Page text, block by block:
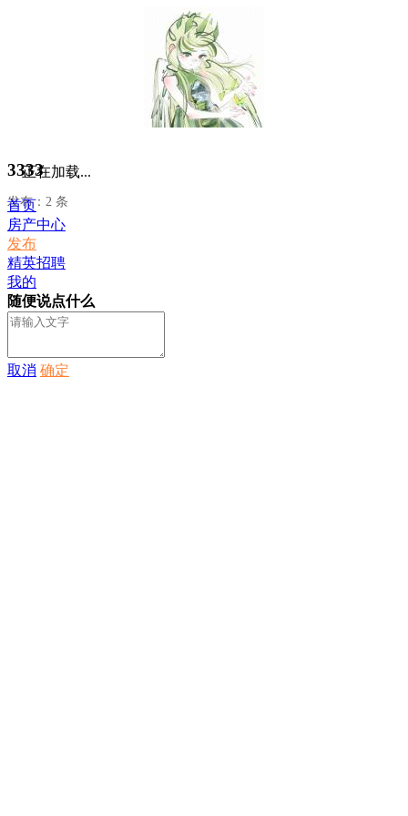
3333
发布：2 条
正在加载...
首页
房产中心
发布
精英招聘
我的
随便说点什么
取消 确定